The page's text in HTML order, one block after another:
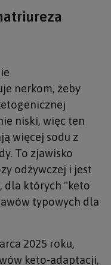
nerkom, żeby
niski, więc ten
więcej sodu z
To zjawisko
odżywczej i jest
dla których "keto
typowych dla
2025 roku,
keto-adaptacji,